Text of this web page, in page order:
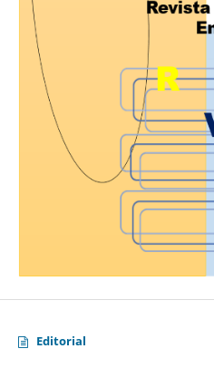
Editorial